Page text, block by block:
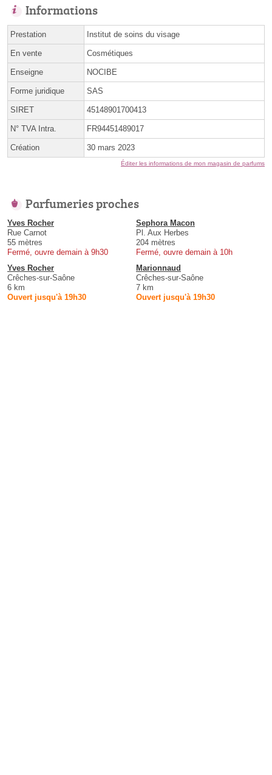
Informations
Prestation Institut de soins du visage
En vente Cosmétiques
Enseigne NOCIBE
Forme juridique SAS
SIRET 45148901700413
N° TVA Intra. FR94451489017
Création 30 mars 2023
Éditer les informations de mon magasin de parfums
Parfumeries proches
Yves Rocher
Rue Carnot
55 mètres
Fermé, ouvre demain à 9h30
Sephora Macon
Pl. Aux Herbes
204 mètres
Fermé, ouvre demain à 10h
Yves Rocher
Crêches-sur-Saône
6 km
Ouvert jusqu'à 19h30
Marionnaud
Crêches-sur-Saône
7 km
Ouvert jusqu'à 19h30